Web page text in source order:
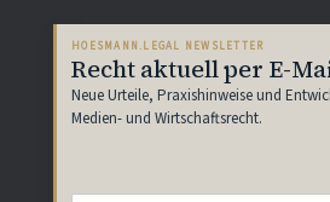
HOESMANN.LEGAL NEWSLETTER
Recht aktuell per E-
Neue Urteile, Praxishinweise und
Medien- und Wirtschaftsrecht.